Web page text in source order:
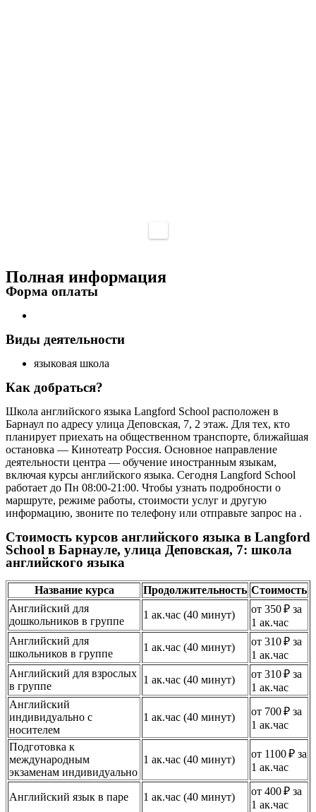
Полная информация
Форма оплаты
Виды деятельности
языковая школа
Как добраться?
Школа английского языка Langford School расположен в
Барнаул по адресу улица Деповская, 7, 2 этаж. Для тех, кто
планирует приехать на общественном транспорте, ближайшая
остановка — Кинотеатр Россия. Основное направление
деятельности центра — обучение иностранным языкам,
включая курсы английского языка. Сегодня Langford School
работает до Пн 08:00-21:00. Чтобы узнать подробности о
маршруте, режиме работы, стоимости услуг и другую
информацию, звоните по телефону или отправьте запрос на .
Стоимость курсов английского языка в Langford
School в Барнауле, улица Деповская, 7: школа
английского языка
Название курса Продолжительность Стоимость
Английский для
дошкольников в группе
1 ак.час (40 минут)
от 350 ₽ за
1 ак.час
Английский для
школьников в группе
1 ак.час (40 минут)
от 310 ₽ за
1 ак.час
Английский для взрослых
в группе
1 ак.час (40 минут)
от 310 ₽ за
1 ак.час
Английский
индивидуально с
носителем
1 ак.час (40 минут)
от 700 ₽ за
1 ак.час
Подготовка к
международным
экзаменам индивидуально
1 ак.час (40 минут)
от 1100 ₽ за
1 ак.час
Английский язык в паре 1 ак.час (40 минут)
от 400 ₽ за
1 ак.час